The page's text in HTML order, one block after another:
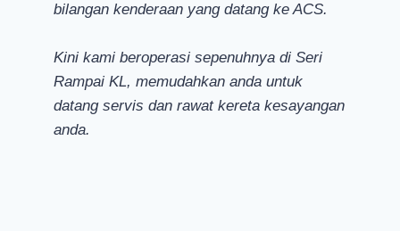
bilangan kenderaan yang datang ke ACS.
Kini kami beroperasi sepenuhnya di Seri
Rampai KL, memudahkan anda untuk
datang servis dan rawat kereta kesayangan
anda.